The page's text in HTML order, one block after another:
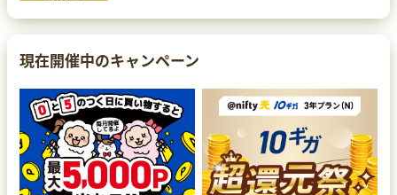
現在開催中のキャンペーン